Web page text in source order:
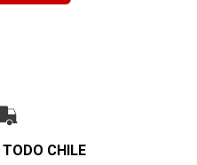
CHILE